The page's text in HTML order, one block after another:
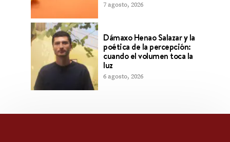
7 agosto, 2026
Dámaxo Henao Salazar y la
poética de la percepción:
cuando el volumen toca la
luz
6 agosto, 2026